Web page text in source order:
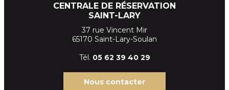
CENTRALE DE RÉSERVATION
SAINT-LARY
37 rue Vincent Mir
65170 Saint-Lary-Soulan
Tél. 05 62 39 40 29
Nous contacter